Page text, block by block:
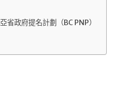
省政府提名計劃（BC PNP）